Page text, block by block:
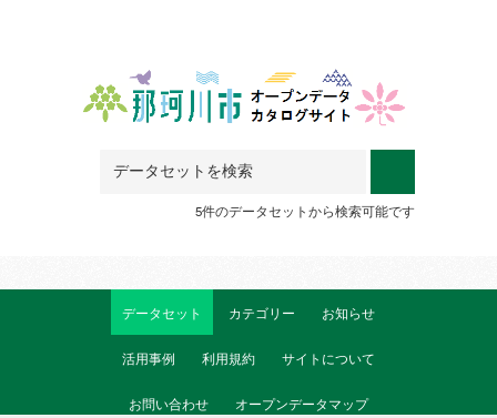
5件のデータセットから検索可能です
データセット カテゴリー お知らせ
活用事例 利用規約 サイトについて
お問い合わせ オープンデータマップ